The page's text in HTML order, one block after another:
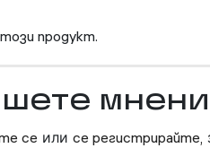
продукт.
се или се регистрирайте,